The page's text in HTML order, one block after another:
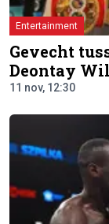
Entertainment
Gevecht
Deontay
11 nov, 12:30